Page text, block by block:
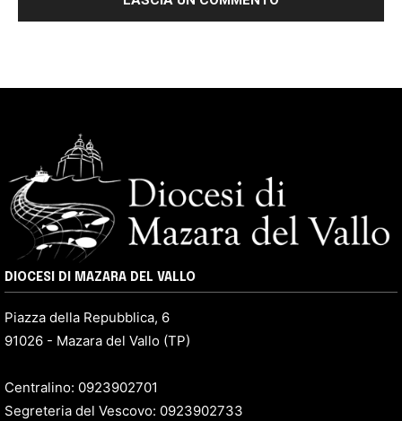
DIOCESI DI MAZARA DEL VALLO
Piazza della Repubblica, 6
91026 - Mazara del Vallo (TP)
Centralino: 0923902701
Segreteria del Vescovo: 0923902733